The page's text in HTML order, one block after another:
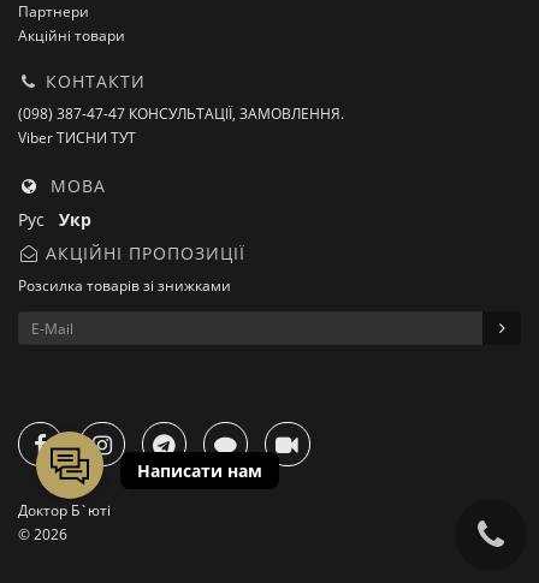
Партнери
Акційні товари
КОНТАКТИ
(098) 387-47-47 КОНСУЛЬТАЦІЇ, ЗАМОВЛЕННЯ.
Viber ТИСНИ ТУТ
МОВА
Рус Укр
АКЦІЙНІ ПРОПОЗИЦІЇ
Розсилка товарів зі знижками
Доктор Б`юті
© 2026